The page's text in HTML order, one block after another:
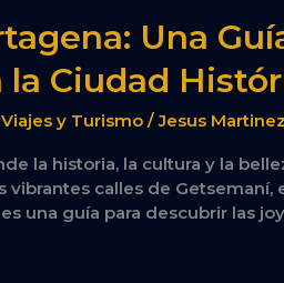
Una
Ciudad
Viajes y Turismo /Jesus Martinez
la historia, la cultura y la
vibrantes calles de
una guía para descubrir las